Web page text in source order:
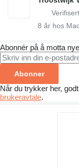
8 år hos
Abonnér på å motta
Abonner
Når du trykker her,
brukeravtale.